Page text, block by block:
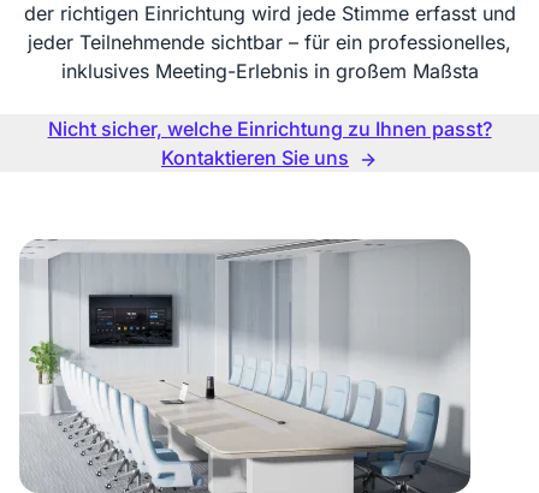
der richtigen Einrichtung wird jede Stimme erfasst und
jeder Teilnehmende sichtbar – für ein professionelles,
inklusives Meeting-Erlebnis in großem Maßsta
Nicht sicher, welche Einrichtung zu Ihnen passt?
Kontaktieren Sie uns